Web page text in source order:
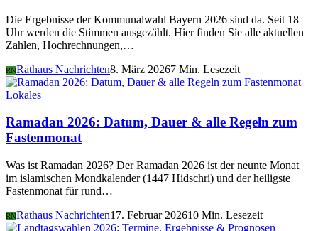
Die Ergebnisse der Kommunalwahl Bayern 2026 sind da. Seit 18
Uhr werden die Stimmen ausgezählt. Hier finden Sie alle aktuellen
Zahlen, Hochrechnungen,…
RNRathaus Nachrichten8. März 20267 Min. Lesezeit
Lokales
Ramadan 2026: Datum, Dauer & alle Regeln zum
Fastenmonat
Was ist Ramadan 2026? Der Ramadan 2026 ist der neunte Monat
im islamischen Mondkalender (1447 Hidschri) und der heiligste
Fastenmonat für rund…
RNRathaus Nachrichten17. Februar 202610 Min. Lesezeit